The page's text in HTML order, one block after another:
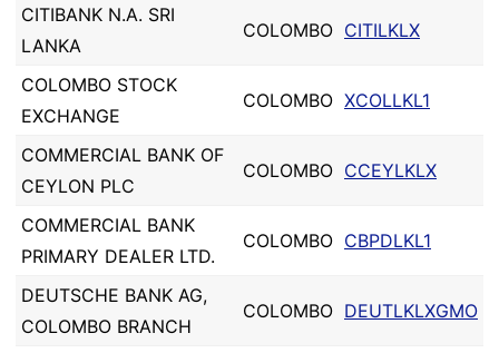
CITIBANK N.A. SRI
LANKA
COLOMBO CITILKLX
COLOMBO STOCK
EXCHANGE
COLOMBO XCOLLKL1
COMMERCIAL BANK OF
CEYLON PLC
COLOMBO CCEYLKLX
COMMERCIAL BANK
PRIMARY DEALER LTD.
COLOMBO CBPDLKL1
DEUTSCHE BANK AG,
COLOMBO BRANCH
COLOMBO DEUTLKLXGMO